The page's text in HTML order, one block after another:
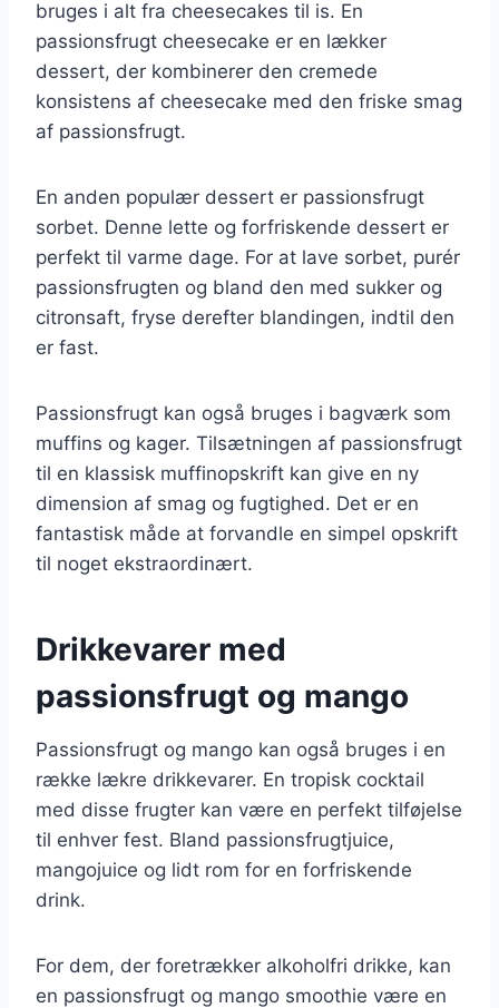
bruges i alt fra cheesecakes til is. En
passionsfrugt cheesecake er en lækker
dessert, der kombinerer den cremede
konsistens af cheesecake med den friske smag
af passionsfrugt.
En anden populær dessert er passionsfrugt
sorbet. Denne lette og forfriskende dessert er
perfekt til varme dage. For at lave sorbet, purér
passionsfrugten og bland den med sukker og
citronsaft, fryse derefter blandingen, indtil den
er fast.
Passionsfrugt kan også bruges i bagværk som
muffins og kager. Tilsætningen af passionsfrugt
til en klassisk muffinopskrift kan give en ny
dimension af smag og fugtighed. Det er en
fantastisk måde at forvandle en simpel opskrift
til noget ekstraordinært.
Drikkevarer med
passionsfrugt og mango
Passionsfrugt og mango kan også bruges i en
række lækre drikkevarer. En tropisk cocktail
med disse frugter kan være en perfekt tilføjelse
til enhver fest. Bland passionsfrugtjuice,
mangojuice og lidt rom for en forfriskende
drink.
For dem, der foretrækker alkoholfri drikke, kan
en passionsfrugt og mango smoothie være en